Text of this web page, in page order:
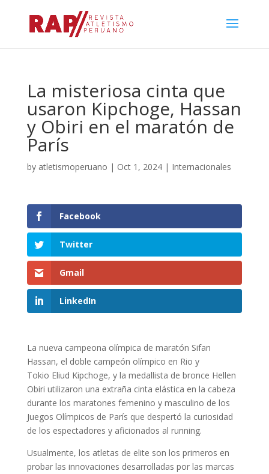
La misteriosa cinta que
usaron Kipchoge, Hassan
y Obiri en el maratón de
París
by atletismoperuano | Oct 1, 2024| Internacionales
Facebook
Twitter
Gmail
LinkedIn
La nueva campeona olímpica de maratón Sifan
Hassan, el doble campeón olímpico en Rio y
Tokio Eliud Kipchoge, y la medallista de bronce Hellen
Obiri utilizaron una extraña cinta elástica en la cabeza
durante los maratones femenino y masculino de los
Juegos Olímpicos de París que despertó la curiosidad
de los espectadores y aficionados al running.
Usualmente, los atletas de elite son los primeros en
probar las innovaciones desarrolladas por las marcas